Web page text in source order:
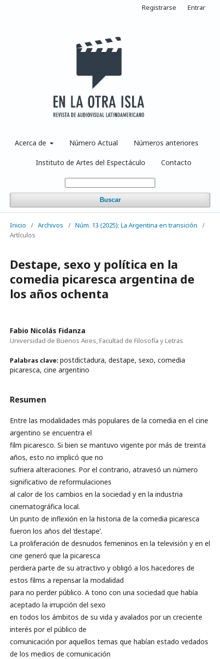
Acerca de Número Actual Números anteriores
Instituto de Artes del Espectáculo Contacto
Buscar
Registrarse Entrar
Inicio / Archivos / Núm. 13 (2025): La Argentina en transición
/
Artículos
Destape, sexo y política en la
comedia picaresca argentina de
los años ochenta
Fabio Nicolás Fidanza
Universidad de Buenos Aires, Facultad de Filosofía y Letras
Palabras clave: postdictadura, destape, sexo, comedia
picaresca, cine argentino
Resumen
Entre las modalidades más populares de la comedia en el cine
argentino se encuentra el
film picaresco. Si bien se mantuvo vigente por más de treinta
años, esto no implicó que no
sufriera alteraciones. Por el contrario, atravesó un número
significativo de reformulaciones
al calor de los cambios en la sociedad y en la industria
cinematográfica local.
Un punto de inflexión en la historia de la comedia picaresca
fueron los años del ‘destape’.
La proliferación de desnudos femeninos en la televisión y en el
cine generó que la picaresca
perdiera parte de su atractivo y obligó a los hacedores de
estos films a repensar la modalidad
para no perder público. A tono con una sociedad que había
aceptado la irrupción del sexo
en todos los ámbitos de su vida y avalados por un creciente
interés por el público de
comunicación por aquellos temas que habían estado vedados
de los medios de comunicación